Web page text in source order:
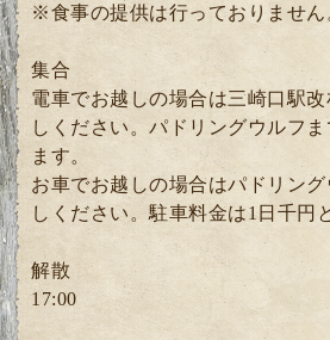
※食事の提供は行っておりません
集合
電車でお越しの場合は三崎口駅
しください。パドリングウルフ
ます。
お車でお越しの場合はパドリン
しください。駐車料金は1日千円
解散
17:00